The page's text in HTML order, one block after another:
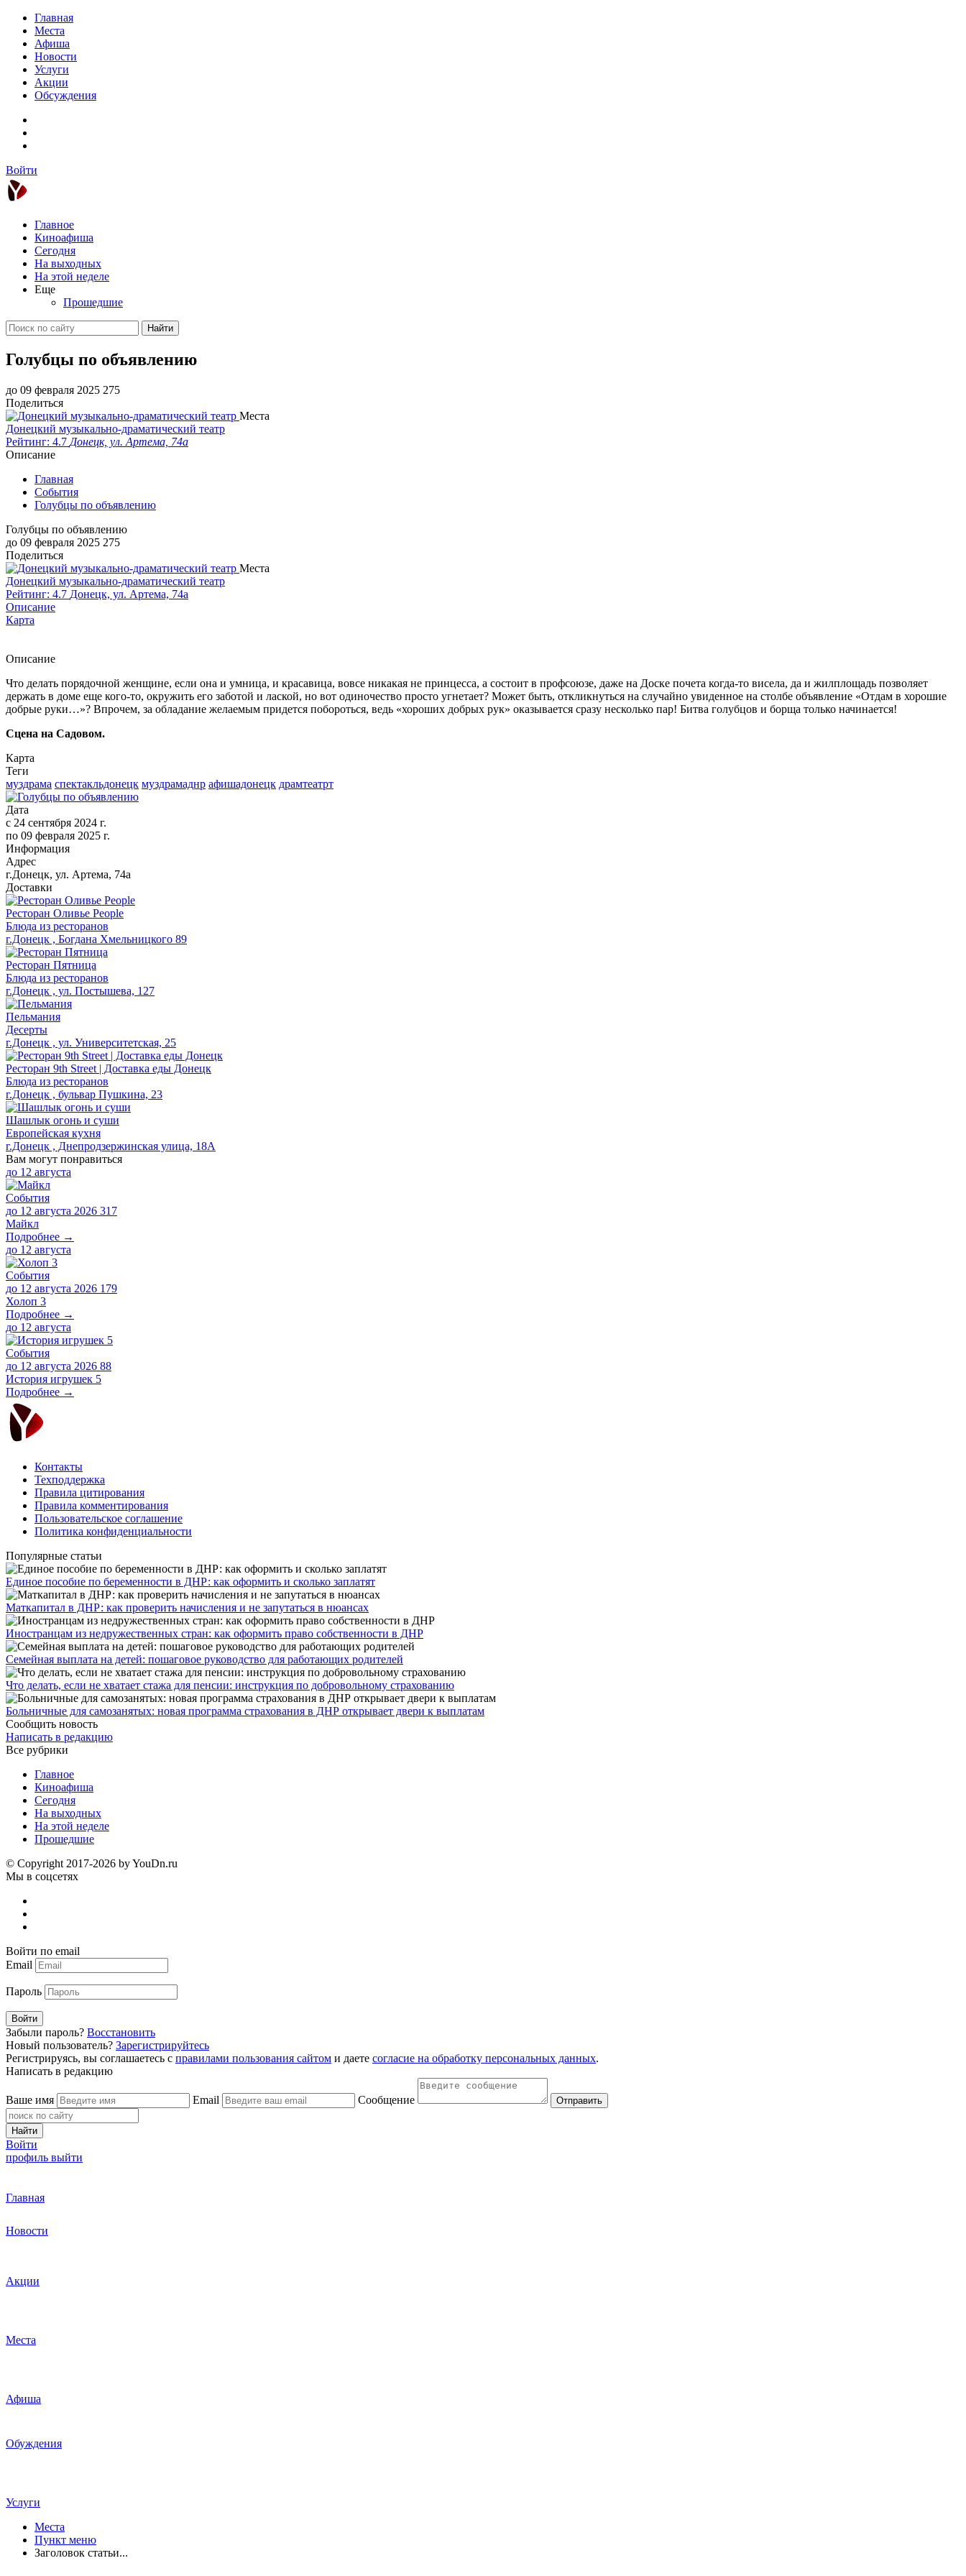
Главная
Места
Афиша
Новости
Услуги
Акции
Обсуждения
Войти
Главное
Киноафиша
Сегодня
На выходных
На этой неделе
Еще
Прошедшие
Найти
Голубцы по объявлению
до 09 февраля 2025 275
Поделиться
Места
Донецкий музыкально-драматический театр
Рейтинг: 4.7 Донецк, ул. Артема, 74а
Описание
Главная
События
Голубцы по объявлению
Голубцы по объявлению
до 09 февраля 2025 275
Поделиться
Места
Донецкий музыкально-драматический театр
Рейтинг: 4.7 Донецк, ул. Артема, 74а
Описание
Карта
Описание
Что делать порядочной женщине, если она и умница, и красавица, вовсе никакая не принцесса, а состоит в профсоюзе, даже на Доске почета когда-то висела, да и жилплощадь позволяет
держать в доме еще кого-то, окружить его заботой и лаской, но вот одиночество просто угнетает? Может быть, откликнуться на случайно увиденное на столбе объявление «Отдам в хорошие
добрые руки…»? Впрочем, за обладание желаемым придется побороться, ведь «хороших добрых рук» оказывается сразу несколько пар! Битва голубцов и борща только начинается!
Сцена на Садовом.
Карта
Теги
муздрама спектакльдонецк муздрамаднр афишадонецк драмтеатрт
Дата
с 24 сентября 2024 г.
по 09 февраля 2025 г.
Информация
Адрес
г.Донецк, ул. Артема, 74а
Доставки
Ресторан Оливье People
Блюда из ресторанов
г.Донецк , Богдана Хмельницкого 89
Ресторан Пятница
Блюда из ресторанов
г.Донецк , ул. Постышева, 127
Пельмания
Десерты
г.Донецк , ул. Университетская, 25
Ресторан 9th Street | Доставка еды Донецк
Блюда из ресторанов
г.Донецк , бульвар Пушкина, 23
Шашлык огонь и суши
Европейская кухня
г.Донецк , Днепродзержинская улица, 18А
Вам могут понравиться
до 12 августа
События
до 12 августа 2026 317
Майкл
Подробнее →
до 12 августа
События
до 12 августа 2026 179
Холоп 3
Подробнее →
до 12 августа
События
до 12 августа 2026 88
История игрушек 5
Подробнее →
Контакты
Техподдержка
Правила цитирования
Правила комментирования
Пользовательское соглашение
Политика конфиденциальности
Популярные статьи
Единое пособие по беременности в ДНР: как оформить и сколько заплатят
​Маткапитал в ДНР: как проверить начисления и не запутаться в нюансах
Иностранцам из недружественных стран: как оформить право собственности в ДНР
Семейная выплата на детей: пошаговое руководство для работающих родителей
Что делать, если не хватает стажа для пенсии: инструкция по добровольному страхованию
Больничные для самозанятых: новая программа страхования в ДНР открывает двери к выплатам
Сообщить новость
Написать в редакцию
Все рубрики
Главное
Киноафиша
Сегодня
На выходных
На этой неделе
Прошедшие
© Copyright 2017-2026 by YouDn.ru
Мы в соцсетях
Войти по email
Email
Пароль
Войти
Забыли пароль? Восстановить
Новый пользователь? Зарегистрируйтесь
Регистрируясь, вы соглашаетесь с правилами пользования сайтом и даете согласие на обработку персональных данных.
Написать в редакцию
Ваше имя Email Сообщение Отправить
Найти
Войти
профиль выйти
Главная
Новости
Акции
Места
Афиша
Обуждения
Услуги
Места
Пункт меню
Заголовок статьи...